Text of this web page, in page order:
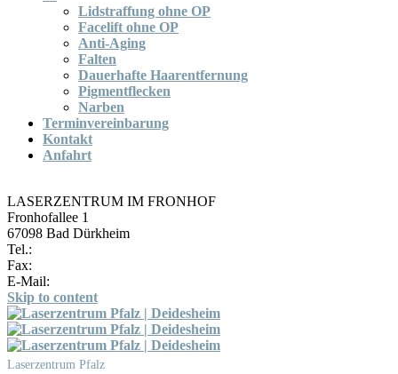
Lidstraffung ohne OP
Facelift ohne OP
Anti-Aging
Falten
Dauerhafte Haarentfernung
Pigmentflecken
Narben
Terminvereinbarung
Kontakt
Anfahrt
LASERZENTRUM IM FRONHOF
Fronhofallee 1
67098 Bad Dürkheim
Tel.:
Fax:
E-Mail:
Skip to content
Laserzentrum Pfalz